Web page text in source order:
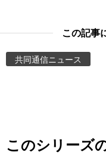
スポーツ・東京2020
Topics
Images
この記事
共同通信ニュース
このシリーズ